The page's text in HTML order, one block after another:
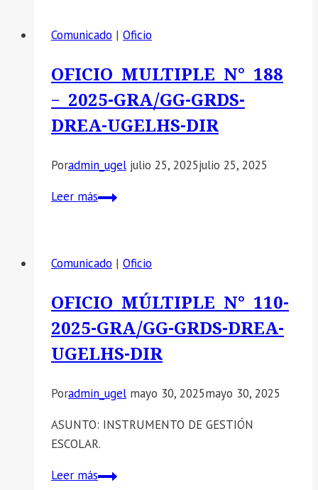
2025
Comunicado | Oficio
OFICIO MULTIPLE N° 188
– 2025-GRA/GG-GRDS-
DREA-UGELHS-DIR
Poradmin_ugel julio 25, 2025julio 25, 2025
Leer másOFICIO
–
GRA/GG-
GRDS-
DREA-
DIR
Comunicado | Oficio
OFICIO MÚLTIPLE N° 110-
2025-GRA/GG-GRDS-DREA-
UGELHS-DIR
Poradmin_ugel mayo 30, 2025mayo 30, 2025
ASUNTO: INSTRUMENTO DE GESTIÓN
ESCOLAR.
Leer másOFICIO